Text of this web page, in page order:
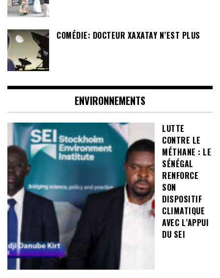
COMÉDIE: DOCTEUR XAXATAY N’EST PLUS
ENVIRONNEMENTS
LUTTE
CONTRE LE
MÉTHANE : LE
SÉNÉGAL
RENFORCE
SON
DISPOSITIF
CLIMATIQUE
AVEC L’APPUI
DU SEI